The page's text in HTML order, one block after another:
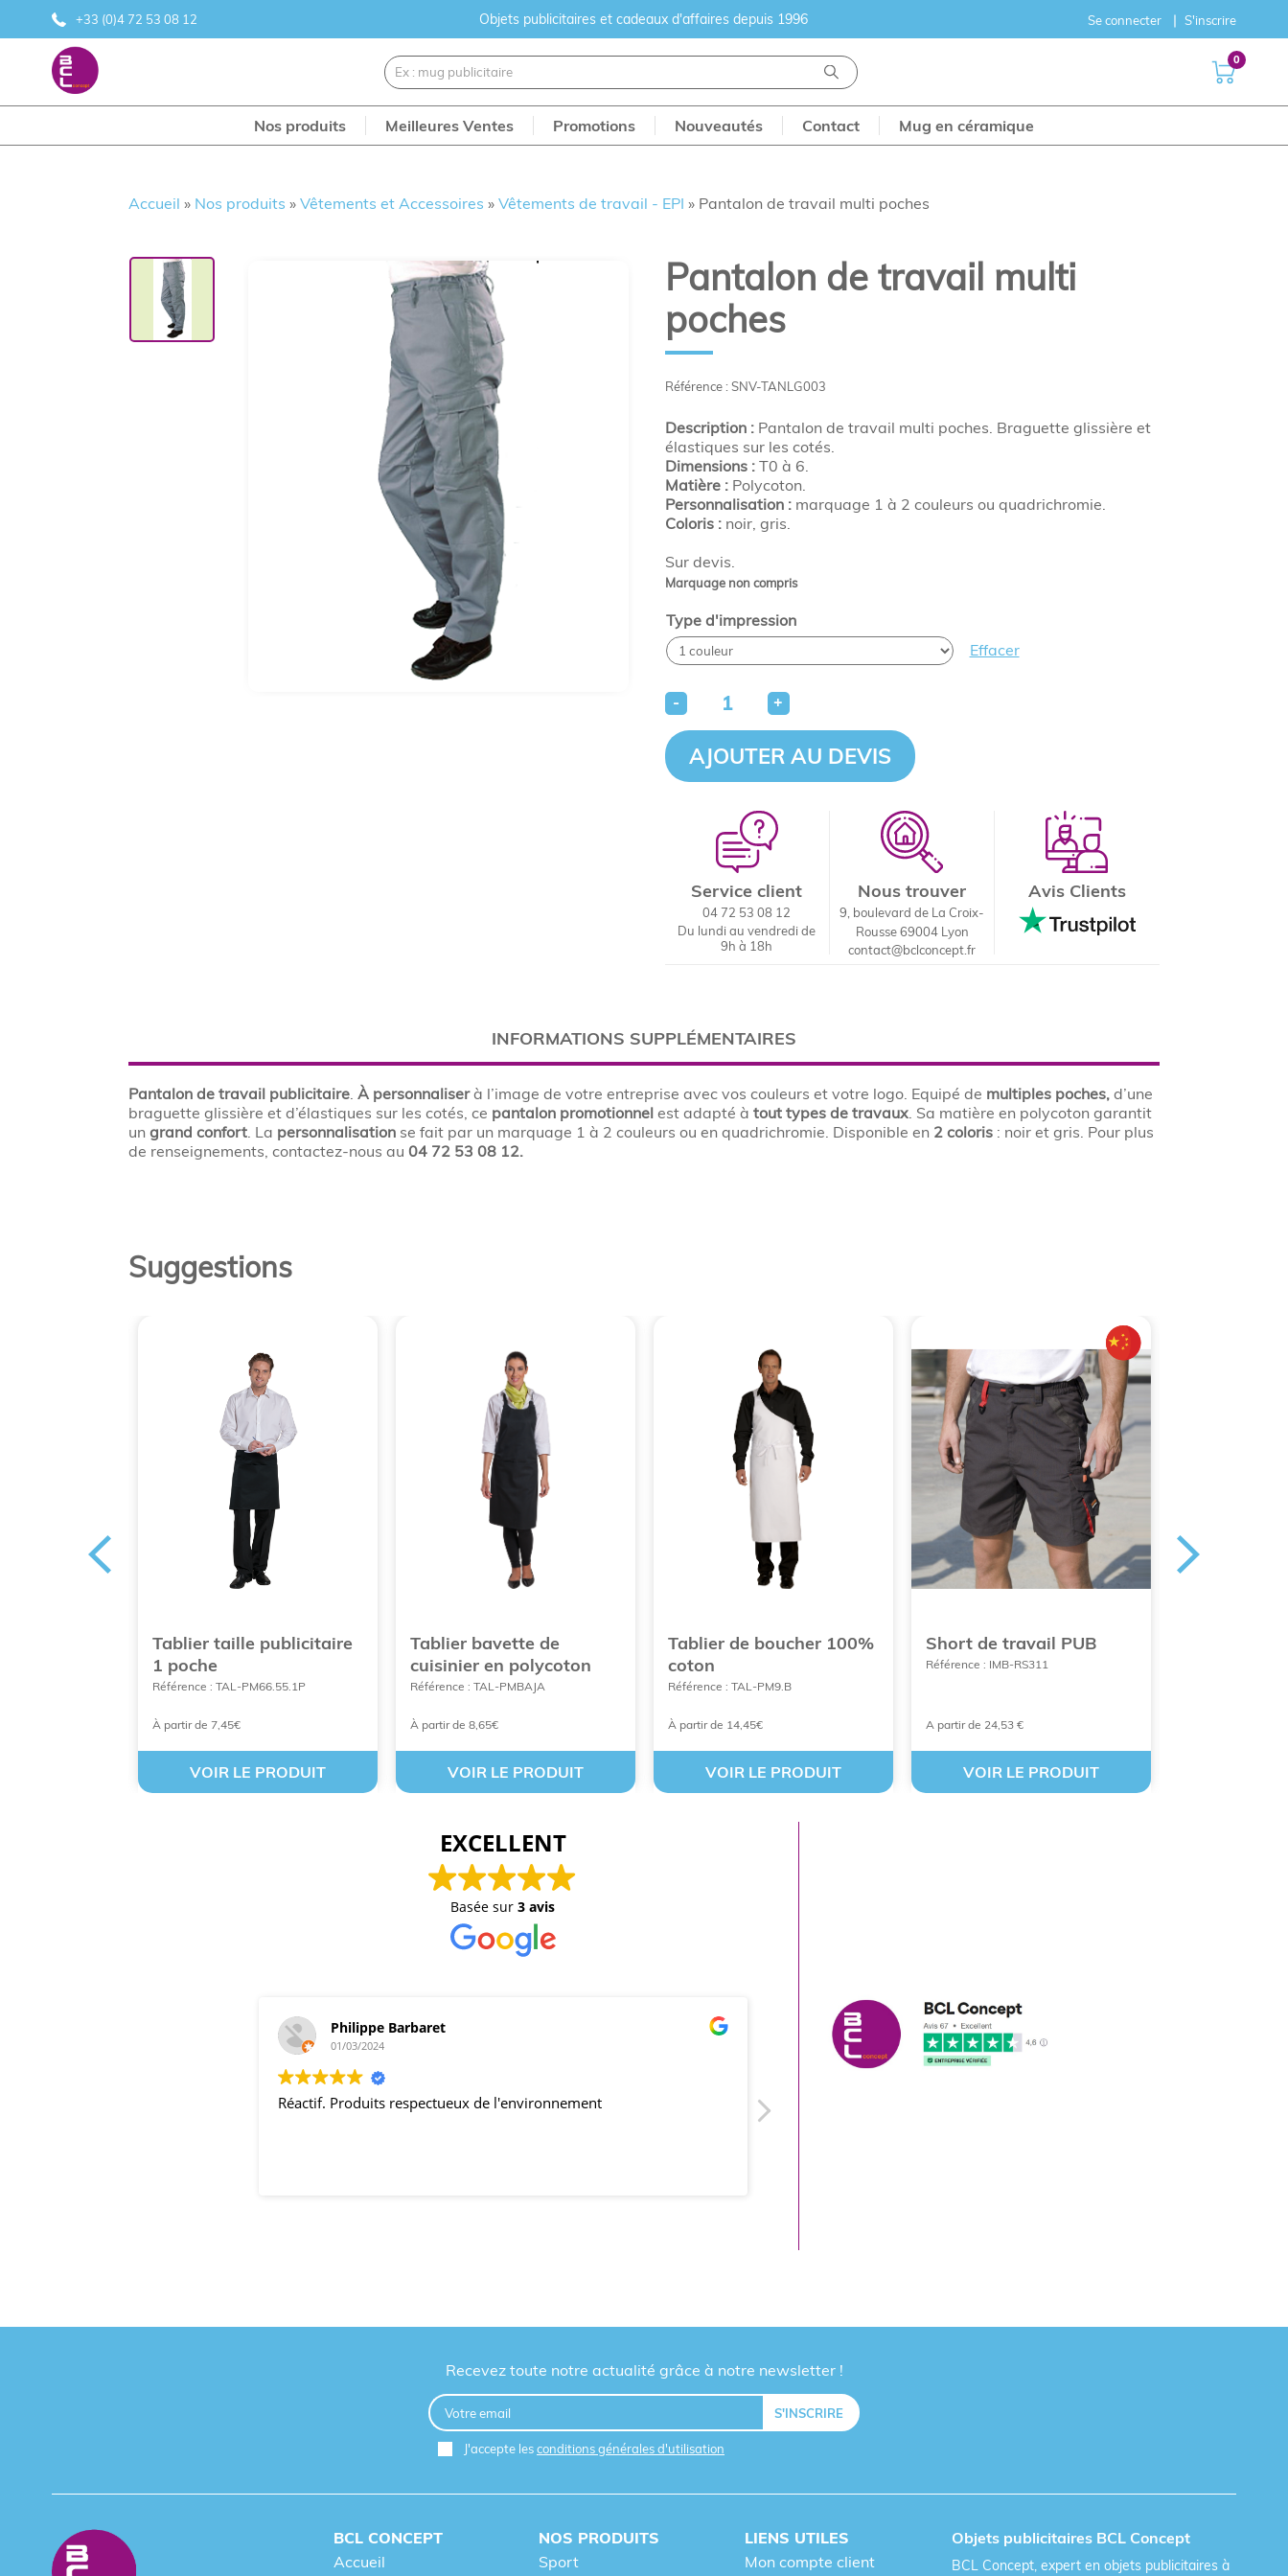
+33 (0)4 72 53 08 12 Objets publicitaires et cadeaux d'affaires depuis 1996 Se connecter S'inscrire
0
Nos produits Meilleures Ventes Promotions Nouveautés Contact Mug en céramique
Accueil » Nos produits »Vêtements et Accessoires »Vêtements de travail - EPI » Pantalon de travail multi poches
Référence : SNV-TANLG003
Sur devis.
Marquage non compris
Pantalon de travail multi
poches
Description :Pantalon de travail multi poches. Braguette glissière et
élastiques sur les cotés.
Dimensions :T0 à 6.
Matière :Polycoton.
Personnalisation : marquage 1 à 2 couleurs ou quadrichromie.
Coloris :noir, gris.
Type d'impression
Effacer
- +
AJOUTER AU DEVIS
Service client
04 72 53 08 12
Du lundi au vendredi de
9h à 18h
Nous trouver
9, boulevard de La Croix-
Rousse 69004 Lyon
contact@bclconcept.fr
Avis Clients
INFORMATIONS SUPPLÉMENTAIRES
Pantalon de travail publicitaire.À personnaliserà l’image de votre entreprise avec vos couleurs et votre logo. Equipé de multiples poches, d’une
braguette glissière et d’élastiques sur les cotés, ce pantalon promotionnel est adapté àtout types de travaux. Sa matière en polycoton garantit
ungrand confort. La personnalisation se fait par un marquage 1 à 2 couleurs ou en quadrichromie. Disponible en 2 coloris : noir et gris. Pour plus
de renseignements, contactez-nous au04 72 53 08 12.
Suggestions
Tablier taille publicitaire
1 poche
Référence : TAL-PM66.55.1P
À partir de 7,45€
VOIR LE PRODUIT
Tablier bavette de
cuisinier en polycoton
Référence : TAL-PMBAJA
À partir de 8,65€
VOIR LE PRODUIT
Tablier de boucher 100%
coton
Référence : TAL-PM9.B
À partir de 14,45€
VOIR LE PRODUIT
Short de travail PUB
Référence : IMB-RS311
A partir de 24,53 €
VOIR LE PRODUIT
EXCELLENT
Basée sur3 avis
Philippe Barbaret
01/03/2024
Réactif. Produits respectueux de l'environnement
marcus leleu
21/03/2018
Recevez toute notre actualité grâce à notre newsletter !
J'accepte lesconditions générales d'utilisation
BCL CONCEPT
Accueil
NOS PRODUITS
Sport
LIENS UTILES
Mon compte client
Objets publicitaires BCL Concept
BCL Concept, expert en objets publicitaires à